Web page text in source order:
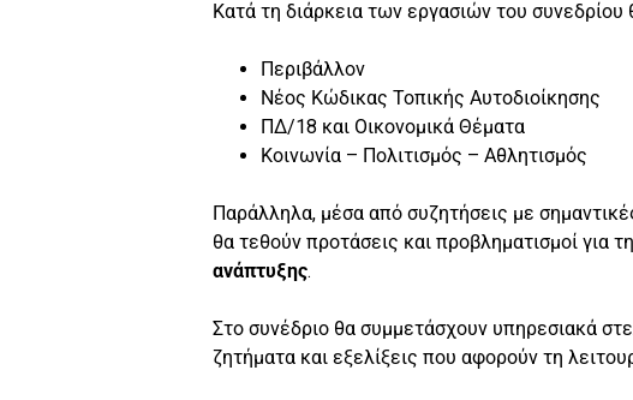
Κατά τη διάρκεια των εργασιών του
Περιβάλλον
Νέος Κώδικας Τοπικής Αυτοδιοίκησης
ΠΔ/18 και Οικονομικά Θέματα
Κοινωνία – Πολιτισμός – Αθλητισμός
Παράλληλα, μέσα από συζητήσεις με
θα τεθούν προτάσεις και προβληματισμοί για
ανάπτυξης.
Στο συνέδριο θα συμμετάσχουν υπηρεσιακά
ζητήματα και εξελίξεις που αφορούν τη